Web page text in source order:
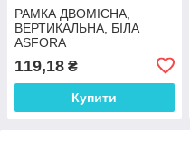
РАМКА ДВОМІСНА,
ВЕРТИКАЛЬНА, БІЛА
ASFORA
119,18 ₴
Купити